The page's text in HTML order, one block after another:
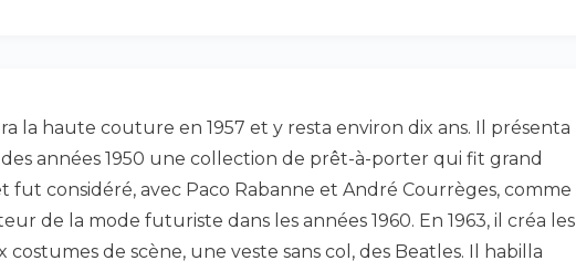
la haute couture en 1957 et y resta environ dix ans. Il présenta
années 1950 une collection de prêt-à-porter qui fit grand
fut considéré, avec Paco Rabanne et André Courrèges, comme
de la mode futuriste dans les années 1960. En 1963, il créa les
costumes de scène, une veste sans col, des Beatles. Il habilla